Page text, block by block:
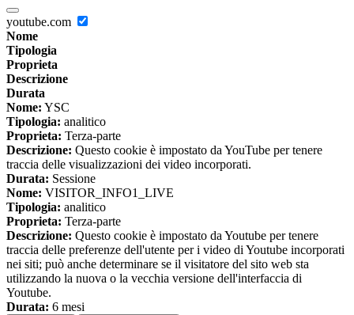
youtube.com
Nome
Tipologia
Proprieta
Descrizione
Durata
Nome: YSC
Tipologia: analitico
Proprieta: Terza-parte
Descrizione: Questo cookie è impostato da YouTube per tenere
traccia delle visualizzazioni dei video incorporati.
Durata: Sessione
Nome: VISITOR_INFO1_LIVE
Tipologia: analitico
Proprieta: Terza-parte
Descrizione: Questo cookie è impostato da Youtube per tenere
traccia delle preferenze dell'utente per i video di Youtube incorporati
nei siti; può anche determinare se il visitatore del sito web sta
utilizzando la nuova o la vecchia versione dell'interfaccia di
Youtube.
Durata: 6 mesi